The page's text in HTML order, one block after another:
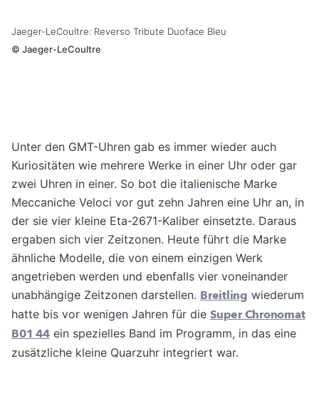
Jaeger-LeCoultre: Reverso Tribute Duoface Bleu
© Jaeger-LeCoultre
Unter den GMT-Uhren gab es immer wieder auch
Kuriositäten wie mehrere Werke in einer Uhr oder gar
zwei Uhren in einer. So bot die italienische Marke
Meccaniche Veloci vor gut zehn Jahren eine Uhr an, in
der sie vier kleine Eta-2671-Kaliber einsetzte. Daraus
ergaben sich vier Zeitzonen. Heute führt die Marke
ähnliche Modelle, die von einem einzigen Werk
angetrieben werden und ebenfalls vier voneinander
unabhängige Zeitzonen darstellen. Breitling wiederum
hatte bis vor wenigen Jahren für die Super Chronomat
B01 44ein spezielles Band im Programm, in das eine
zusätzliche kleine Quarzuhr integriert war.